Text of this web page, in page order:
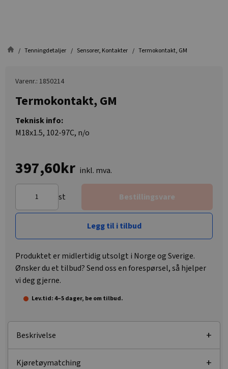
Tenningdetaljer Sensorer, Kontakter Termokontakt, GM
Varenr.: 1850214
Termokontakt, GM
Teknisk info:
M18x1.5, 102-97C, n/o
397,60kr inkl. mva.
st Bestillingsvare
Legg til i tilbud
Produktet er midlertidig utsolgt i Norge og Sverige.
Ønsker du et tilbud? Send oss en forespørsel, så hjelper
vi deg gjerne.
Lev.tid: 4–5 dager, be om tilbud.
Beskrivelse
Kjøretøymatching